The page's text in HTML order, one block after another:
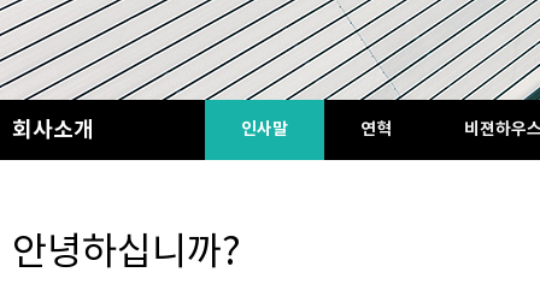
회사소개 인사말 연혁 비젼하우
안녕하십니까?